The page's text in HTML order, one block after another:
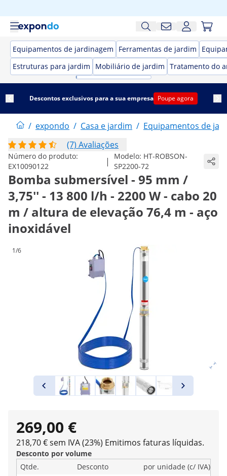
Equipamentos de jardinagem Ferramentas de jardim
Estruturas para jardim
Mobiliário de jardim Tratamento do
Descontos exclusivos para a sua empresa Poupe agora
/ expondo / Casa e jardim / Equipamentos de
(7) Avaliações
Número do produto:
EX10090122
| Modelo: HT-ROBSON-
SP2200-72
Bomba submersível - 95 mm /
3,75'' - 13 800 l/h - 2200 W - cabo 20
m / altura de elevação 76,4 m - aço
inoxidável
1/6
269,00 €
218,70 € sem IVA (23%) Emitimos faturas líquidas.
Desconto por volume
Qtde.
Desconto
por unidade (c/ IVA)